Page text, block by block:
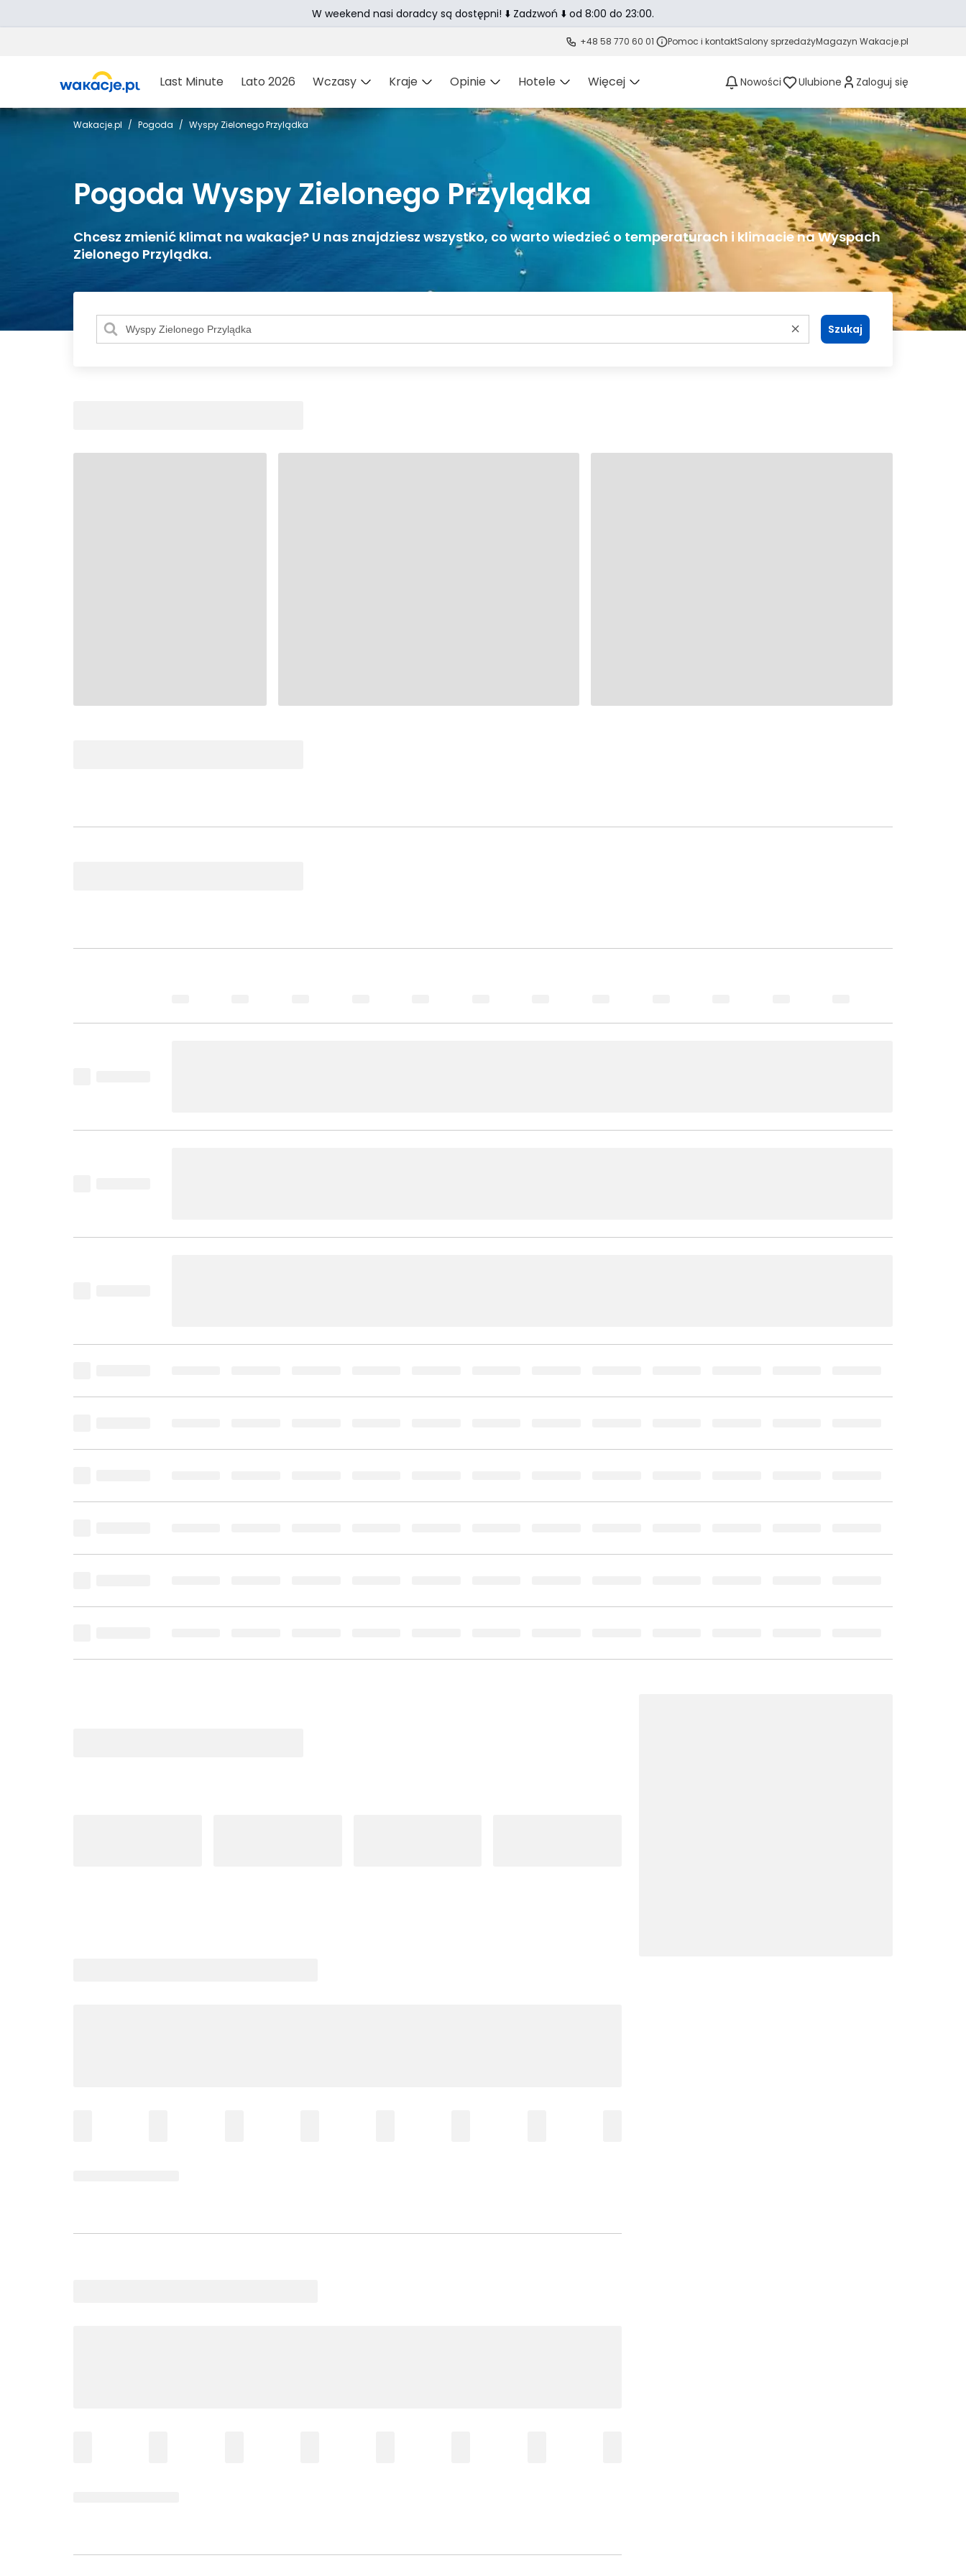
+48 58 770 60 01 Pomoc i kontaktSalony sprzedażyMagazyn Wakacje.pl
Last Minute Lato 2026 Wczasy Kraje Opinie Hotele Więcej Nowości Ulubione Zaloguj się
Wakacje.pl Pogoda Wyspy Zielonego Przylądka
Pogoda Wyspy Zielonego Przylądka
Chcesz zmienić klimat na wakacje? U nas znajdziesz wszystko, co warto wiedzieć o temperaturach i klimacie na Wyspach
Zielonego Przylądka.
Szukaj
W weekend nasi doradcy są dostępni! ⬇️ Zadzwoń ⬇️ od 8:00 do 23:00.